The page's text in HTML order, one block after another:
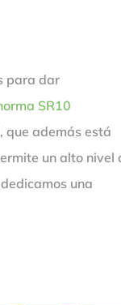
para dar
SR10
que además está
un alto nivel
una